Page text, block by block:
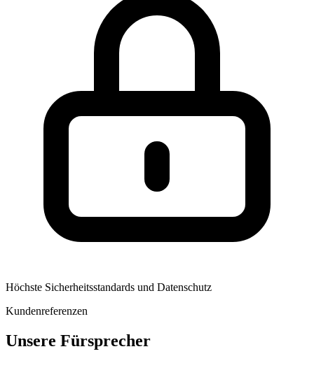
Höchste Sicherheitsstandards und Datenschutz
Kundenreferenzen
Unsere Fürsprecher